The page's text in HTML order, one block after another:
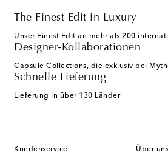
The Finest Edit in Luxury
Unser Finest Edit an mehr als 200
Designer-Kollaborationen
Capsule Collections, die exklusiv bei
Schnelle Lieferung
Lieferung in über 130 Länder
Kundenservice Über uns